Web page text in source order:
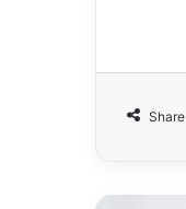
Share